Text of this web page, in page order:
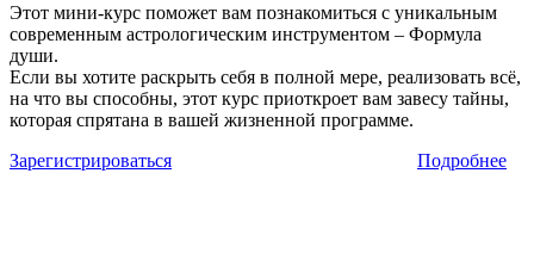
Этот мини-курс поможет вам познакомиться с уникальным
современным астрологическим инструментом – Формула
души.
Если вы хотите раскрыть себя в полной мере, реализовать всё,
на что вы способны, этот курс приоткроет вам завесу тайны,
которая спрятана в вашей жизненной программе.
Подробнее
Зарегистрироваться